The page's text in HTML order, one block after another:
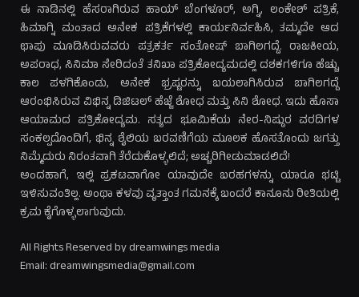
ಈ ನಾಡಿನಲ್ಲಿ ಹೆಸರಾಗಿರುವ ಹಾಯ್ ಬೆಂಗಳೂರ್, ಅಗ್ನಿ, ಲಂಕೇಶ್ ಪತ್ರಿಕೆ,
ಹಿಮಾಗ್ನಿ ಮಂತಾದ ಅನೇಕ ಪತ್ರಿಕೆಗಳಲ್ಲಿ ಕಾರ್ಯನಿರ್ವಹಿಸಿ, ತಮ್ಮದೇ ಆದ
ಛಾಪು ಮೂಡಿಸಿರುವವರು ಪತ್ರಕರ್ತ ಸಂತೋಷ್ ಬಾಗಿಲಗದ್ದೆ. ರಾಜಕೀಯ,
ಅಪರಾಧ, ಸಿನಿಮಾ ಸೇರಿದಂತೆ ತನಿಖಾ ಪತ್ರಿಕೋದ್ಯಮದಲ್ಲಿ ದಶಕಗಳಿಗೂ ಹೆಚ್ಚು
ಕಾಲ ಪಳಗಿಕೊಂಡು, ಅನೇಕ ಭ್ರಷ್ಟರನ್ನು ಬಯಲಾಗಿಸಿರುವ ಬಾಗಿಲಗದ್ದೆ
ಆರಂಭಿಸಿರುವ ವಿಭಿನ್ನ ಡಿಜಿಟಲ್ ಹೆಜ್ಜೆ ಶೋಧ ಮತ್ತು ಸಿನಿ ಶೋಧ. ಇದು ಹೊಸಾ
ಆಯಾಮದ ಪತ್ರಿಕೋದ್ಯಮ. ಸತ್ಯದ ಭೂಮಿಕೆಯ ನೇರ-ನಿಷ್ಠುರ ವರದಿಗಳ
ಸಂಕಲ್ಪದೊಂದಿಗೆ, ಭಿನ್ನ ಶೈಲಿಯ ಬರವಣಿಗೆಯ ಮೂಲಕ ಹೊಸತೊಂದು ಜಗತ್ತು
ನಿಮ್ಮೆದುರು ನಿರಂತವಾಗಿ ತೆರೆದುಕೊಳ್ಳಲಿದೆ; ಅಚ್ಚರಿಗೀಡುಮಾಡಲಿದೆ!
ಅಂದಹಾಗೆ, ಇಲ್ಲಿ ಪ್ರಕಟವಾಗೋ ಯಾವುದೇ ಬರಹಗಳನ್ನು ಯಾರೂ ಭಟ್ಟಿ
ಇಳಿಸುವಂತಿಲ್ಲ. ಅಂಥಾ ಕಳವು ವೃತ್ತಾಂತ ಗಮನಕ್ಕೆ ಬಂದರೆ ಕಾನೂನು ರೀತಿಯಲ್ಲಿ
ಕ್ರಮ ಕೈಗೊಳ್ಳಲಾಗುವುದು.
All Rights Reserved by dreamwings media
Email: dreamwingsmedia@gmail.com